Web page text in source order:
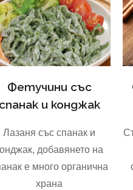
Фетучини със
спанак и конджак
Лазаня със спанак и
добавянето на
е много органична
храна